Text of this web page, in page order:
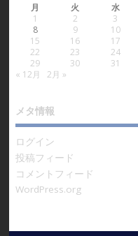
月 火 水
1
2 3
8
9 10
15
16 17
22
23 24
29
30
31
« 12月
2月 »
メタ情報
ログイン
投稿フィード
コメントフィード
WordPress.org